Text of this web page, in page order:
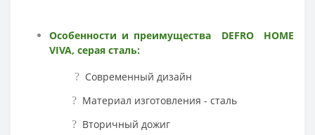
Особенности и преимущества DEFRO
HOME
VIVA, серая сталь:
? Современный дизайн
? Материал изготовления - сталь
? Вторичный дожиг